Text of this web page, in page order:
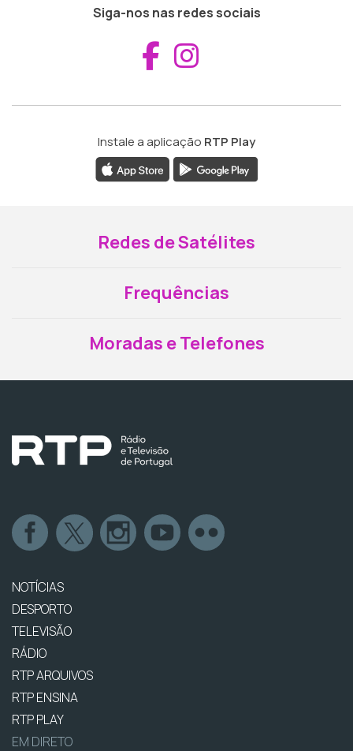
Siga-nos nas redes sociais
Aceder ao
Instale a aplicação RTP Play
Redes de Satélites
Frequências
Moradas e Telefones
NOTÍCIAS
DESPORTO
TELEVISÃO
RÁDIO
RTP ARQUIVOS
RTP ENSINA
RTP PLAY
EM DIRETO